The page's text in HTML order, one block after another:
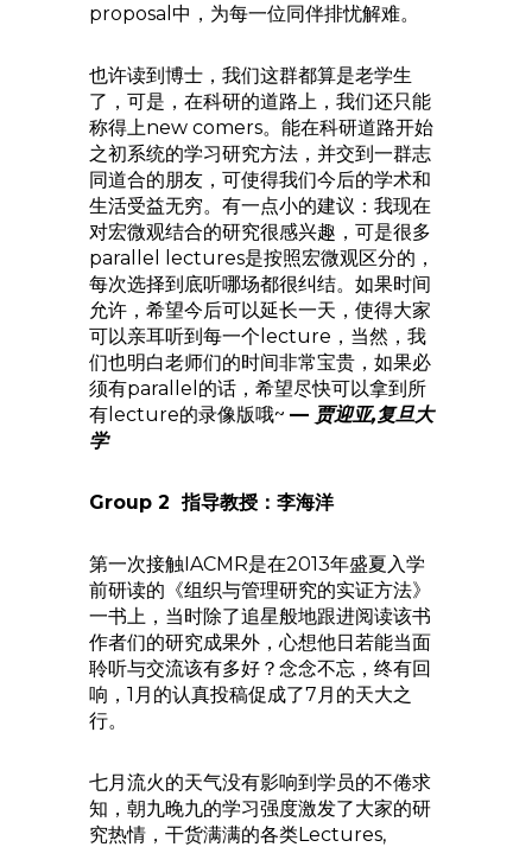
proposal中，为每一位同伴排忧解难。
也许读到博士，我们这群都算是老学生
了，可是，在科研的道路上，我们还只能
称得上new comers。能在科研道路开始
之初系统的学习研究方法，并交到一群志
同道合的朋友，可使得我们今后的学术和
生活受益无穷。有一点小的建议：我现在
对宏微观结合的研究很感兴趣，可是很多
parallel lectures是按照宏微观区分的，
每次选择到底听哪场都很纠结。如果时间
允许，希望今后可以延长一天，使得大家
可以亲耳听到每一个lecture，当然，我
们也明白老师们的时间非常宝贵，如果必
须有parallel的话，希望尽快可以拿到所
有lecture的录像版哦~ — 贾迎亚,复旦大
学
Group 2 指导教授：李海洋
第一次接触IACMR是在2013年盛夏入学
前研读的《组织与管理研究的实证方法》
一书上，当时除了追星般地跟进阅读该书
作者们的研究成果外，心想他日若能当面
聆听与交流该有多好？念念不忘，终有回
响，1月的认真投稿促成了7月的天大之
行。
七月流火的天气没有影响到学员的不倦求
知，朝九晚九的学习强度激发了大家的研
究热情，干货满满的各类Lectures,